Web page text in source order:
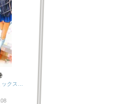
クス…